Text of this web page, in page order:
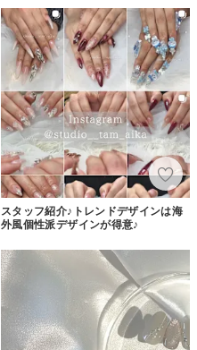
スタッフ紹介♪トレンドデザインは海
外風個性派デザインが得意♪